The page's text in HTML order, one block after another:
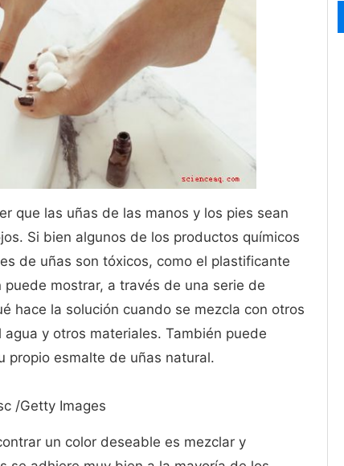
que las uñas de las manos y los pies sean
Si bien algunos de los productos químicos
de uñas son tóxicos, como el plastificante
mostrar, a través de una serie de
hace la solución cuando se mezcla con otros
y otros materiales. También puede
propio esmalte de uñas natural.
/Getty Images
un color deseable es mezclar y